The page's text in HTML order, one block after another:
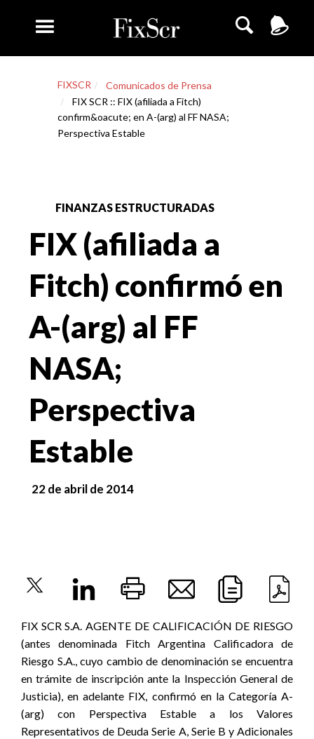
FIXSCR
Comunicados de Prensa
FIX SCR :: FIX (afiliada a Fitch)
confirm&oacute; en A-(arg) al FF NASA;
Perspectiva Estable
FINANZAS ESTRUCTURADAS
FIX (afiliada a
Fitch) confirmó en
A-(arg) al FF
NASA;
Perspectiva
Estable
22 de abril de 2014
FIX SCR S.A. AGENTE DE CALIFICACIÓN DE RIESGO
(antes denominada Fitch Argentina Calificadora de
Riesgo S.A., cuyo cambio de denominación se encuentra
en trámite de inscripción ante la Inspección General de
Justicia), en adelante FIX, confirmó en la Categoría A-
(arg) con Perspectiva Estable a los Valores
Representativos de Deuda Serie A, Serie B y Adicionales